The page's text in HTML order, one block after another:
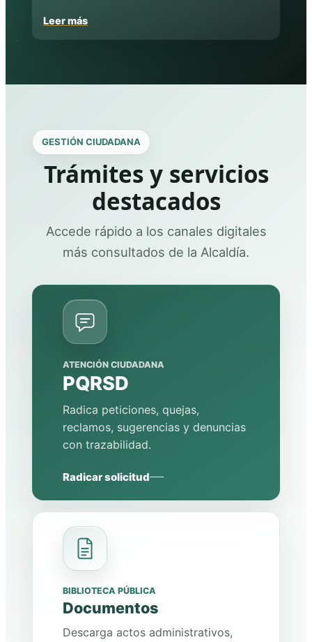
Leer más
GESTIÓN CIUDADANA
Trámites y servicios
destacados
Accede rápido a los canales digitales
más consultados de la Alcaldía.
ATENCIÓN CIUDADANA
PQRSD
Radica peticiones, quejas,
reclamos, sugerencias y denuncias
con trazabilidad.
Radicar solicitud
BIBLIOTECA PÚBLICA
Documentos
Descarga actos administrativos,